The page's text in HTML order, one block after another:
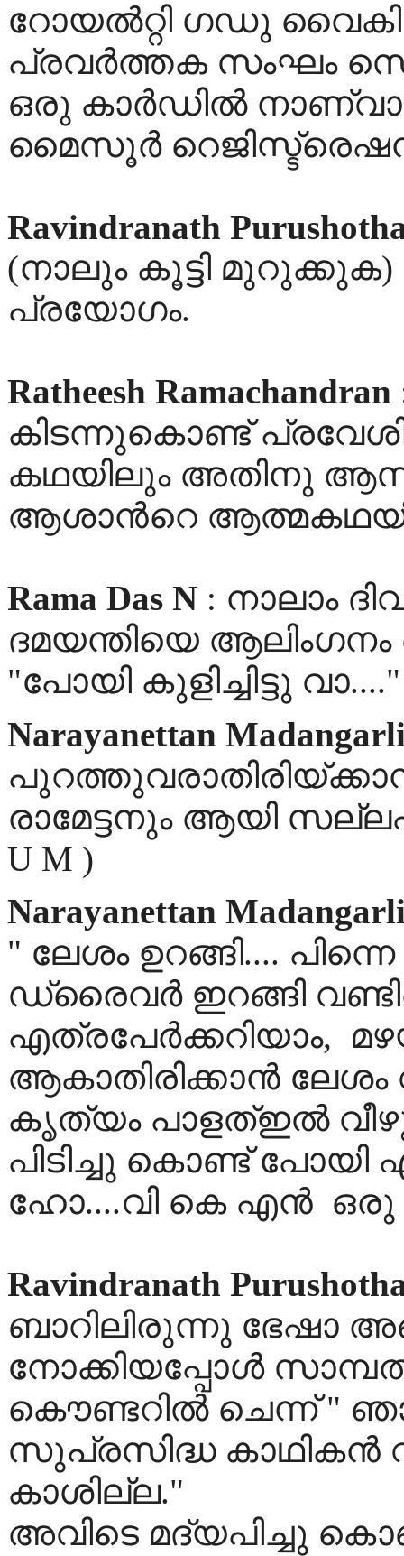
റോയല്‍റ്റി ഗഡു
പ്രവര്‍ത്തക സംഘം
ഒരു കാര്‍ഡില്‍
മൈസൂര്‍
Ravindranath
(നാലും കൂട്ടി
പ്രയോഗം.
Ratheesh Ramachandran
കിടന്നുകൊണ്ട്
കഥയിലും അതിനു
ആശാന്‍റെ
Rama Das N : നാലാം
ദമയന്തിയെ
"പോയി കുളിച്ചിട്ടു വാ...."
Narayanettan
രാമേട്ടനും ആയി
U M )
Narayanettan
" ലേശം ഉറങ്ങി....
ഡ്രൈവര്‍ ഇറങ്ങി
എത്രപേര്‍ക്കറിയാം,
ആകാതിരിക്കാന്‍
കൃത്യം പാളത്ഇല്‍
പിടിച്ചു കൊണ്ട്
ഹോ....വി കെ എൻ ഒരു
Ravindranath
ബാറിലിരുന്നു ഭേഷാ
നോക്കിയപ്പോള്‍
കൌണ്ടറില്‍ ചെന്ന് "
സുപ്രസിദ്ധ കാഥികന്‍
കാശില്ല."
അവിടെ മദ്യപിച്ചു